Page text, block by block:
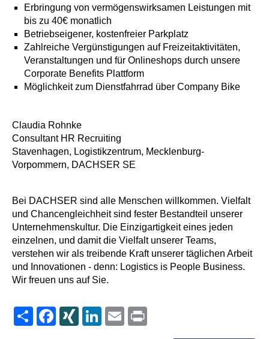
Erbringung von vermögenswirksamen Leistungen mit
bis zu 40€ monatlich
Betriebseigener, kostenfreier Parkplatz
Zahlreiche Vergünstigungen auf Freizeitaktivitäten,
Veranstaltungen und für Onlineshops durch unsere
Corporate Benefits Plattform
Möglichkeit zum Dienstfahrrad über Company Bike
Claudia Rohnke
Consultant HR Recruiting
Stavenhagen, Logistikzentrum, Mecklenburg-
Vorpommern, DACHSER SE
Bei DACHSER sind alle Menschen willkommen. Vielfalt
und Chancengleichheit sind fester Bestandteil unserer
Unternehmenskultur. Die Einzigartigkeit eines jeden
einzelnen, und damit die Vielfalt unserer Teams,
verstehen wir als treibende Kraft unserer täglichen Arbeit
und Innovationen - denn: Logistics is People Business.
Wir freuen uns auf Sie.
Share FacebookXING LinkedInEmail